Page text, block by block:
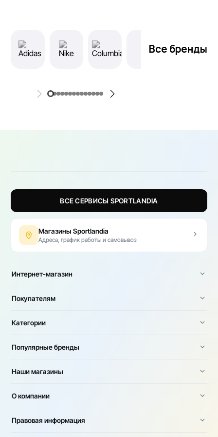
Все бренды
ВСЕ СЕРВИСЫ SPORTLANDIA
Магазины Sportlandia
Адреса, график работы и самовывоз
Интернет-магазин
Покупателям
Категории
Популярные бренды
Наши магазины
О компании
Правовая информация